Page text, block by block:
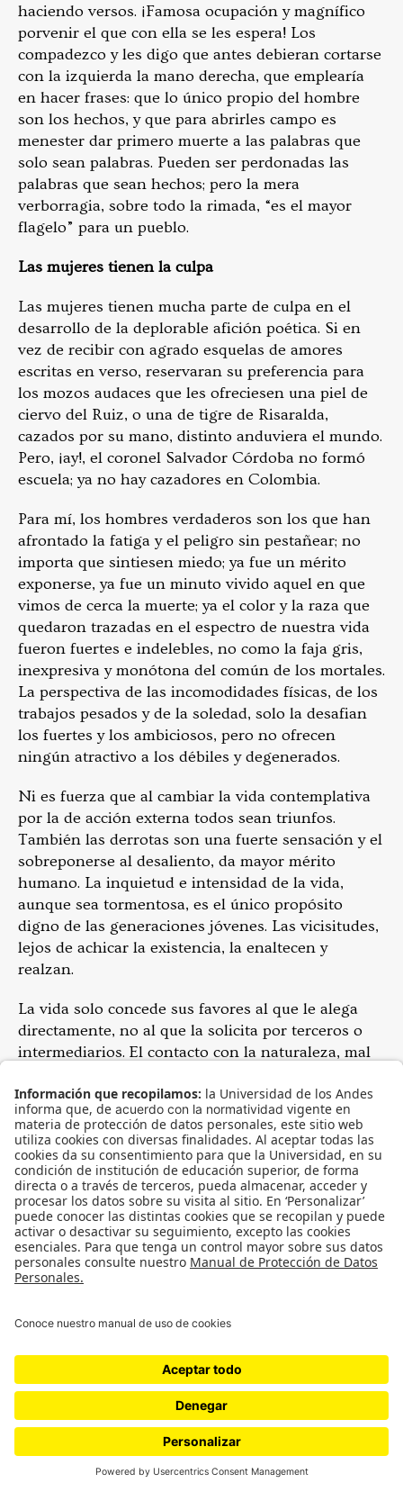
haciendo versos. ¡Famosa ocupación y magnífico
porvenir el que con ella se les espera! Los
compadezco y les digo que antes debieran cortarse
con la izquierda la mano derecha, que emplearía
en hacer frases: que lo único propio del hombre
son los hechos, y que para abrirles campo es
menester dar primero muerte a las palabras que
solo sean palabras. Pueden ser perdonadas las
palabras que sean hechos; pero la mera
verborragia, sobre todo la rimada, “es el mayor
flagelo” para un pueblo.
Las mujeres tienen la culpa
Las mujeres tienen mucha parte de culpa en el
desarrollo de la deplorable afición poética. Si en
vez de recibir con agrado esquelas de amores
escritas en verso, reservaran su preferencia para
los mozos audaces que les ofreciesen una piel de
ciervo del Ruiz, o una de tigre de Risaralda,
cazados por su mano, distinto anduviera el mundo.
Pero, ¡ay!, el coronel Salvador Córdoba no formó
escuela; ya no hay cazadores en Colombia.
Para mí, los hombres verdaderos son los que han
afrontado la fatiga y el peligro sin pestañear; no
importa que sintiesen miedo; ya fue un mérito
exponerse, ya fue un minuto vivido aquel en que
vimos de cerca la muerte; ya el color y la raza que
quedaron trazadas en el espectro de nuestra vida
fueron fuertes e indelebles, no como la faja gris,
inexpresiva y monótona del común de los mortales.
La perspectiva de las incomodidades físicas, de los
trabajos pesados y de la soledad, solo la desafian
los fuertes y los ambiciosos, pero no ofrecen
ningún atractivo a los débiles y degenerados.
Ni es fuerza que al cambiar la vida contemplativa
por la de acción externa todos sean triunfos.
También las derrotas son una fuerte sensación y el
sobreponerse al desaliento, da mayor mérito
humano. La inquietud e intensidad de la vida,
aunque sea tormentosa, es el único propósito
digno de las generaciones jóvenes. Las vicisitudes,
lejos de achicar la existencia, la enaltecen y
realzan.
La vida solo concede sus favores al que le alega
directamente, no al que la solicita por terceros o
intermediarios. El contacto con la naturaleza, mal
los gabinetes de los plumarios. Hay que buscarla
en donde ella está; y es esa espléndida naturaleza
de nuestro país, que los rodea y se les mete por los
ojos, la que ustedes no conocen. En lugar de ver se
ponen a imaginar, ignorando que jamás esto valió
lo que aquello, aun desde el mismo punto de vista
literario.
Dígalo, si no, el noruego Bejer, que a los dieciocho
años era jornalero y campesino, hoy, a los treinta y
*Este texto fue recuperado –por la estudiante de la
opción en periodismo delCEPER
Carrasquilla– del libroPensamiento político de
Rafael Uribe Uribe antología/selección, publicado
por COLCULTURA en 1974. Pp: 56-72.